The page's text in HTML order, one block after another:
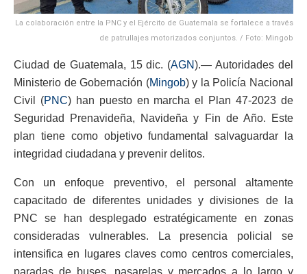
La colaboración entre la PNC y el Ejército de Guatemala se fortalece a través
de patrullajes motorizados conjuntos. / Foto: Mingob
Ciudad de Guatemala, 15 dic. (AGN).— Autoridades del
Ministerio de Gobernación (Mingob) y la Policía Nacional
Civil (PNC) han puesto en marcha el Plan 47-2023 de
Seguridad Prenavideña, Navideña y Fin de Año. Este
plan tiene como objetivo fundamental salvaguardar la
integridad ciudadana y prevenir delitos.
Con un enfoque preventivo, el personal altamente
capacitado de diferentes unidades y divisiones de la
PNC se han desplegado estratégicamente en zonas
consideradas vulnerables. La presencia policial se
intensifica en lugares claves como centros comerciales,
paradas de buses, pasarelas y mercados a lo largo y